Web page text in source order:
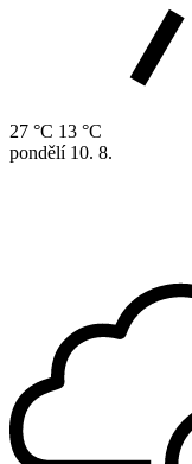
27 °C 13 °C
pondělí 10. 8.